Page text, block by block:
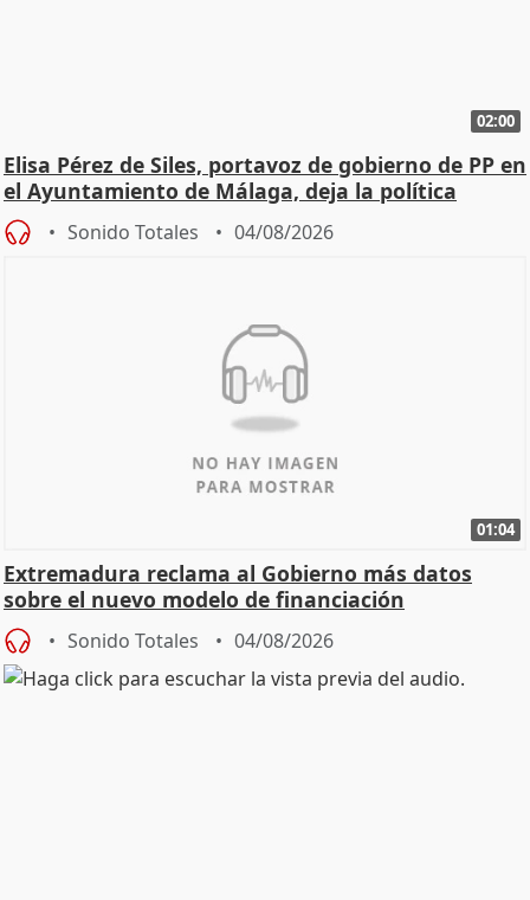
02:00
Elisa Pérez de Siles, portavoz de gobierno de PP en
el Ayuntamiento de Málaga, deja la política
Sonido Totales 04/08/2026
01:04
Extremadura reclama al Gobierno más datos
sobre el nuevo modelo de financiación
Sonido Totales 04/08/2026